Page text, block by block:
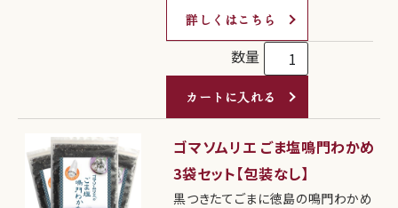
詳しくはこちら
数量
カートに入れる
ゴマソムリエ ごま塩鳴門わかめ
3袋セット【包装なし】
黒つきたてごまに徳島の鳴門わかめ